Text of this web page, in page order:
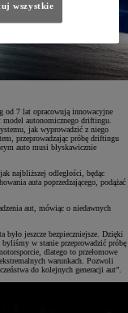
od 7 lat opracowują innowacyjne
model autonomicznego driftingu.
jak wyprowadzić z niego
przeprowadzając próbę driftingu
auto musi błyskawicznie
najbliższej odległości, będąc
auta poprzedzającego, podążać
aut, mówiąc o niedawnych
było jeszcze bezpieczniejsze. Dzięki
w stanie przeprowadzić próbę
dlatego to przełomowe
warunkach. Pozwoli
do kolejnych generacji aut”.
wszystkie